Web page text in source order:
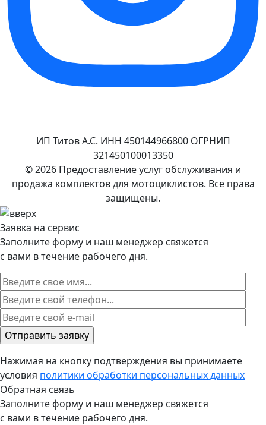
ИП Титов А.С. ИНН 450144966800 ОГРНИП
321450100013350
© 2026 Предоставление услуг обслуживания и
продажа комплектов для мотоциклистов. Все права
защищены.
Заявка на сервис
Заполните форму и наш менеджер свяжется
с вами в течение рабочего дня.
Нажимая на кнопку подтверждения вы принимаете
условия политики обработки персональных данных
Обратная связь
Заполните форму и наш менеджер свяжется
с вами в течение рабочего дня.